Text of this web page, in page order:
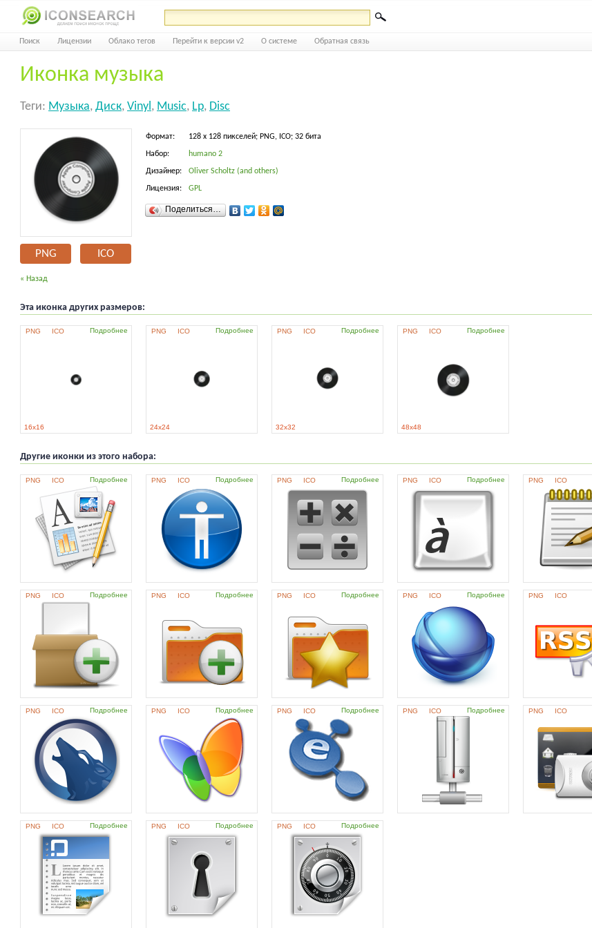
Поиск Лицензии Облако тегов Перейти к версии v2 О системе Обратная связь
Иконка музыка
Теги: Музыка, Диск, Vinyl, Music, Lp, Disc
PNG ICO
Формат: 128 x 128 пикселей; PNG, ICO; 32 бита
Набор: humano 2
Дизайнер: Oliver Scholtz (and others)
Лицензия: GPL
Поделиться…
« Назад
Эта иконка других размеров:
PNG ICO Подробнее
16x16
PNG ICO Подробнее
24x24
PNG ICO Подробнее
32x32
PNG ICO Подробнее
48x48
Другие иконки из этого набора:
PNG ICO Подробнее PNG ICO Подробнее PNG ICO Подробнее PNG ICO Подробнее PNG ICO
PNG ICO Подробнее PNG ICO Подробнее PNG ICO Подробнее PNG ICO Подробнее PNG ICO
PNG ICO Подробнее PNG ICO Подробнее PNG ICO Подробнее PNG ICO Подробнее PNG ICO
PNG ICO Подробнее PNG ICO Подробнее PNG ICO Подробнее